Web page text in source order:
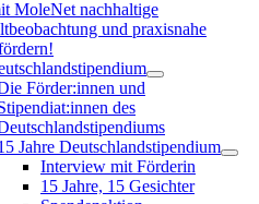
MoleNet nachhaltige
und praxisnahe
Förder:innen und
des
Jahre Deutschlandstipendium
Interview mit Förderin
15 Jahre, 15 Gesichter